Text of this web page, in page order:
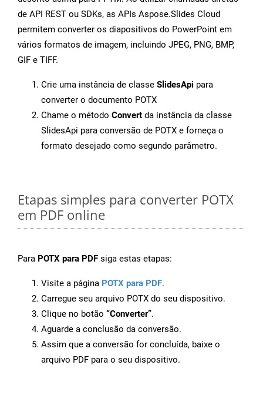
de API REST ou SDKs, as APIs Aspose.Slides Cloud
permitem converter os diapositivos do PowerPoint em
vários formatos de imagem, incluindo JPEG, PNG, BMP,
GIF e TIFF.
Crie uma instância de classe SlidesApi para
converter o documento POTX
Chame o método Convert da instância da classe
SlidesApi para conversão de POTX e forneça o
formato desejado como segundo parâmetro.
Etapas simples para converter POTX
em PDF online
Para POTX para PDF siga estas etapas:
Visite a página POTX para PDF.
Carregue seu arquivo POTX do seu dispositivo.
Clique no botão “Converter”.
Aguarde a conclusão da conversão.
Assim que a conversão for concluída, baixe o
arquivo PDF para o seu dispositivo.